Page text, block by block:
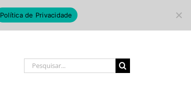
Buscar
resultados
Política de Privacidade